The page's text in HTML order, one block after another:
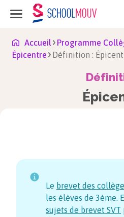
Accueil Programme
Épicentre
Définition :
Le brevet des
les élèves de 3ème.
sujets de brevet SVT